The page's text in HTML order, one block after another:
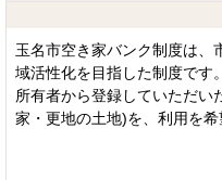
玉名市空き家バンク制度は、
域活性化を目指した制度です。
所有者から登録していただい
家・更地の土地)を、利用を希